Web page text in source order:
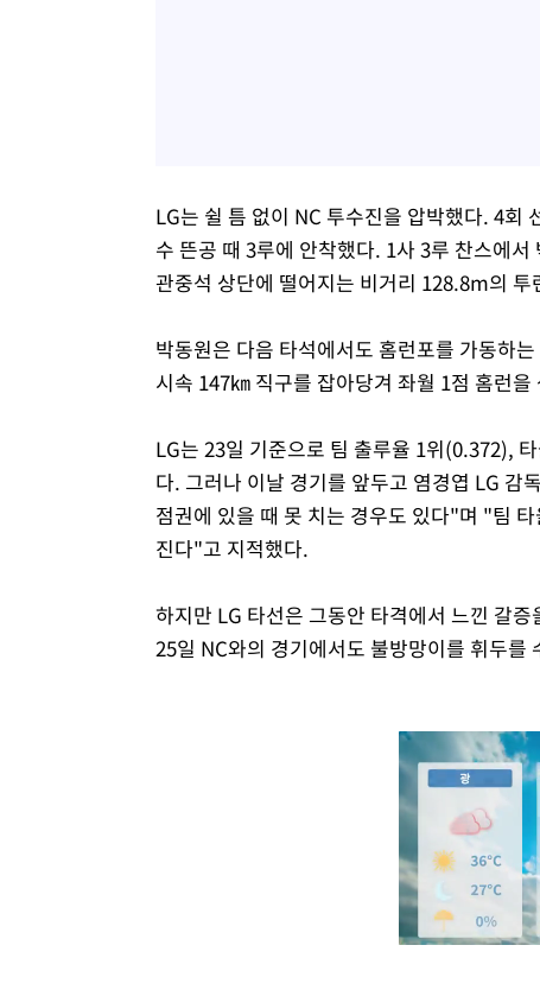
LG는 쉴 틈 없이 NC 투수진을 압박했다. 4회
수 뜬공 때 3루에 안착했다. 1사 3루 찬스에
관중석 상단에 떨어지는 비거리 128.8m의 투
박동원은 다음 타석에서도 홈런포를 가동하
시속 147㎞ 직구를 잡아당겨 좌월 1점 홈런을
LG는 23일 기준으로 팀 출루율 1위(0.372),
다. 그러나 이날 경기를 앞두고 염경엽 LG 감
점권에 있을 때 못 치는 경우도 있다"며 "팀
진다"고 지적했다.
하지만 LG 타선은 그동안 타격에서 느낀 갈
25일 NC와의 경기에서도 불방망이를 휘두를